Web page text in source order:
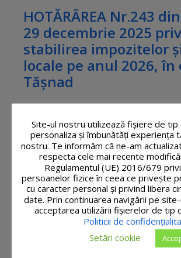
HOTĂRÂREA Nr.243
29 decembrie 2025
stabilirea impozitelor
locale pe anul 2026, în
Tăşnad
2026.pdf
272 kB
HCL-nr.-243-aprobare-taxe-si-
117 kB
30 decembrie, 2025inHotărâri ale
2025
HOTĂRÂREA Nr. 242
Site-ul nostru utilizează fişiere de tip
personaliza și îmbunătăți experiența
nostru. Te informăm că ne-am
respecta cele mai recente
Regulamentul (UE) 2016/679
persoanelor fizice în ceea ce privește
cu caracter personal și privind libera
date. Prin continuarea navigării pe
acceptarea utilizării fişierelor de tip
Politicii de
Setări cookie